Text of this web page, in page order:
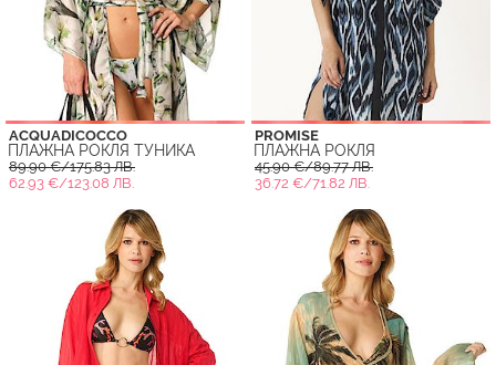
ACQUADICOCCO
ПЛАЖНА РОКЛЯ ТУНИКА
89.90 €/175.83 ЛВ.
62.93 €/123.08 ЛВ.
PROMISE
ПЛАЖНА РОКЛЯ
45.90 €/89.77 ЛВ.
36.72 €/71.82 ЛВ.